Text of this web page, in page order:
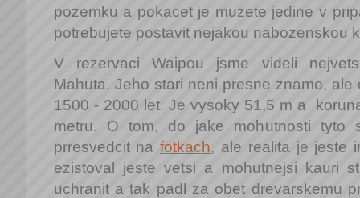
pozemku a pokacet je muzete jedine v
potrebujete postavit nejakou nabozenskou
V rezervaci Waipou jsme videli
Mahuta. Jeho stari neni presne znamo,
1500 - 2000 let. Je vysoky 51,5 m a
metru. O tom, do jake mohutnosti tyto
prresvedcit nafotkach, ale realita je jeste
ezistoval jeste vetsi a mohutnejsi kauri
uchranit a tak padl za obet drevarskemu